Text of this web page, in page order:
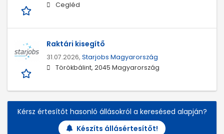
Cegléd
Raktári kisegítő
31.07.2026, Starjobs Magyarország
Törökbálint, 2045 Magyarország
Kérsz értesítőt hasonló állásokról a keresésed alapján?
Készíts állásértesítőt!